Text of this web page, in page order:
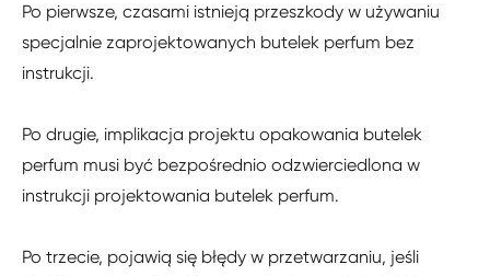
Po pierwsze, czasami istnieją przeszkody w używaniu
specjalnie zaprojektowanych butelek perfum bez
instrukcji.
Po drugie, implikacja projektu opakowania butelek
perfum musi być bezpośrednio odzwierciedlona w
instrukcji projektowania butelek perfum.
Po trzecie, pojawią się błędy w przetwarzaniu, jeśli